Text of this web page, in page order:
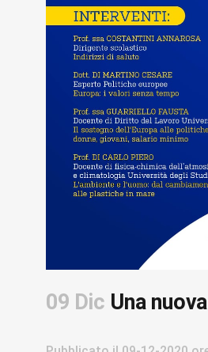
09 Dic Una